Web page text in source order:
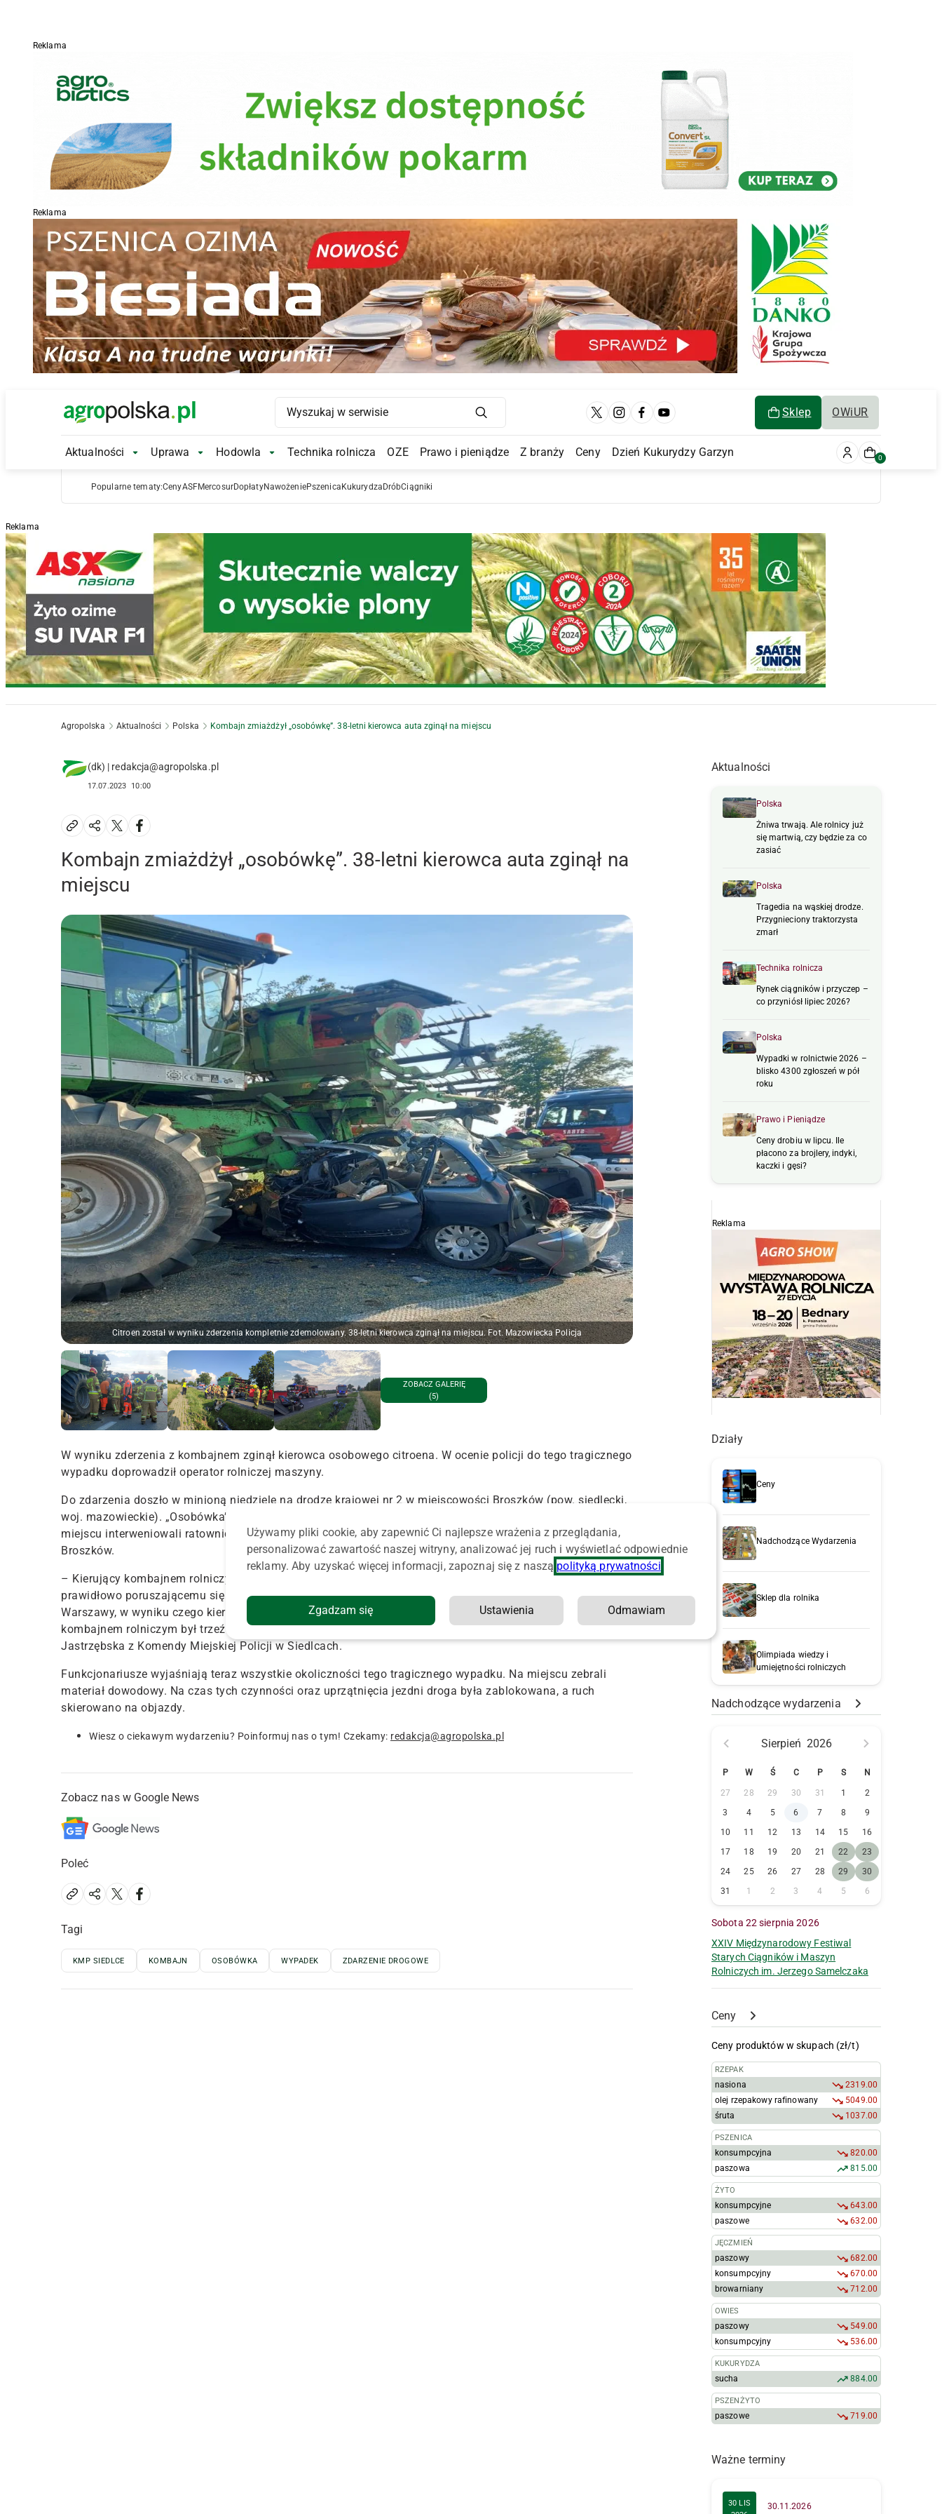
Reklama
Reklama
Main Logo Sklep OWiUR
Main Navigation
Aktualności Aktualności Submenu
Uprawa Uprawa Submenu
Hodowla Hodowla Submenu
Technika rolnicza OZE Prawo i pieniądze Z branży Ceny Dzień Kukurydzy Garzyn 0
Popularne tematy:CenyASFMercosurDopłatyNawożeniePszenica Kukurydza DróbCiągniki
Reklama
Agropolska Aktualności Polska Kombajn zmiażdżył „osobówkę”. 38-letni kierowca auta zginął na miejscu
(dk) | redakcja@agropolska.pl
17.07.2023 10:00
Kombajn zmiażdżył „osobówkę”. 38-letni kierowca auta zginął na
miejscu
Citroen został w wyniku zderzenia kompletnie zdemolowany. 38-letni kierowca zginął na miejscu. Fot. Mazowiecka Policja
ZOBACZ GALERIĘ
(5)
W wyniku zderzenia z kombajnem zginął kierowca osobowego citroena. W ocenie policji do tego tragicznego
wypadku doprowadził operator rolniczej maszyny.
Do zdarzenia doszło w minioną niedzielę na drodze krajowej nr 2 w miejscowości Broszków (pow. siedlecki,
woj. mazowieckie). „Osobówka” został kompletnie zniszczona, dostając się pod heder kombajnu. Na
miejscu interweniowali ratownicy medyczni, policjanci oraz strażacy z PSP Siedlce, OSP Kotuń i OSP
Broszków.
– Kierujący kombajnem rolniczym mieszkaniec gminy Kotuń, wyjeżdżając z pola, nie ustąpił pierwszeństwa
prawidłowo poruszającemu się samochodem osobowym marki Citroen 38-letniemu mieszkańcowi
Warszawy, w wyniku czego kierujący samochodem osobowym poniósł śmierć na miejscu. Kierujący
kombajnem rolniczym był trzeźwy – przekazała „Tygodnikowi Siedleckiemu” sierż. sztab. Barbara
Jastrzębska z Komendy Miejskiej Policji w Siedlcach.
Funkcjonariusze wyjaśniają teraz wszystkie okoliczności tego tragicznego wypadku. Na miejscu zebrali
materiał dowodowy. Na czas tych czynności oraz uprzątnięcia jezdni droga była zablokowana, a ruch
skierowano na objazdy.
Wiesz o ciekawym wydarzeniu? Poinformuj nas o tym! Czekamy: redakcja@agropolska.pl
Zobacz nas w Google News
Poleć
Tagi
KMP SIEDLCE KOMBAJN OSOBÓWKA WYPADEK ZDARZENIE DROGOWE
Aktualności
Polska
Żniwa trwają. Ale rolnicy już
się martwią, czy będzie za co
zasiać
Polska
Tragedia na wąskiej drodze.
Przygnieciony traktorzysta
zmarł
Technika rolnicza
Rynek ciągników i przyczep –
co przyniósł lipiec 2026?
Polska
Wypadki w rolnictwie 2026 –
blisko 4300 zgłoszeń w pół
roku
Prawo i Pieniądze
Ceny drobiu w lipcu. Ile
płacono za brojlery, indyki,
kaczki i gęsi?
Reklama
Działy
Ceny
Nadchodzące Wydarzenia
Sklep dla rolnika
Olimpiada wiedzy i
umiejętności rolniczych
Nadchodzące wydarzenia
Sierpień 2026
P W Ś C P S N
27 28 29 30 31 1
2
3
4 5 6 7 8
9
10
11 12 13 14 15
16
17
18 19 20 21 22
23
24
25 26 27 28 29
30
31
1 2 3 4 5 6
Sobota 22 sierpnia 2026
XXIV Międzynarodowy Festiwal
Starych Ciągników i Maszyn
Rolniczych im. Jerzego Samelczaka
Ceny
Ceny produktów w skupach (zł/t)
RZEPAK
nasiona
2319.00
olej rzepakowy rafinowany
5049.00
śruta
1037.00
PSZENICA
konsumpcyjna
820.00
paszowa
815.00
ŻYTO
konsumpcyjne
643.00
paszowe
632.00
JĘCZMIEŃ
paszowy
682.00
konsumpcyjny
670.00
browarniany
712.00
OWIES
paszowy
549.00
konsumpcyjny
536.00
KUKURYDZA
sucha 884.00
PSZENŻYTO
paszowe 719.00
Ważne terminy
30 LIS
30.11.2026
Używamy pliki cookie, aby zapewnić Ci najlepsze wrażenia z przeglądania,
personalizować zawartość naszej witryny, analizować jej ruch i wyświetlać odpowiednie
reklamy. Aby uzyskać więcej informacji, zapoznaj się z naszą polityką prywatności
Zgadzam się Ustawienia Odmawiam